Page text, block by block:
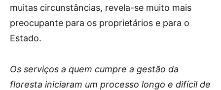
muitas circunstâncias, revela-se muito mais
preocupante para os proprietários e para o
Estado.
Os serviços a quem cumpre a gestão da
floresta iniciaram um processo longo e difícil de